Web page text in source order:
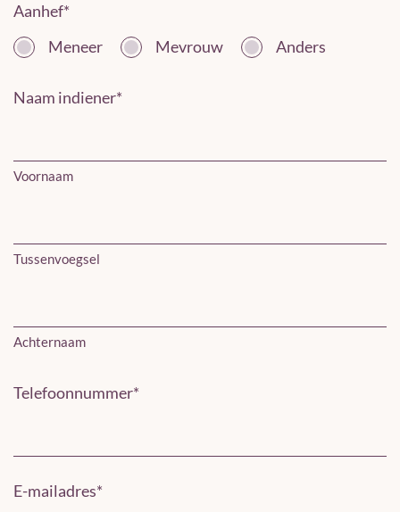
Aanhef*
Meneer
Mevrouw Anders
Naam indiener*
Voornaam
Tussenvoegsel
Achternaam
Telefoonnummer*
E-mailadres*